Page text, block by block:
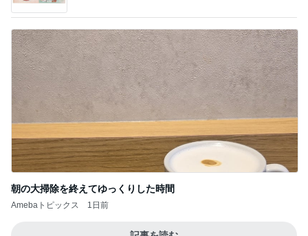
Amebaトピックス
記事を読む
凄いと思った今どきの中学生の買い物
Amebaトピックス 1日前
ジャンル人気記事ランキング
映画レビュー
人懐っこいで賞と映画｢異端者の家｣